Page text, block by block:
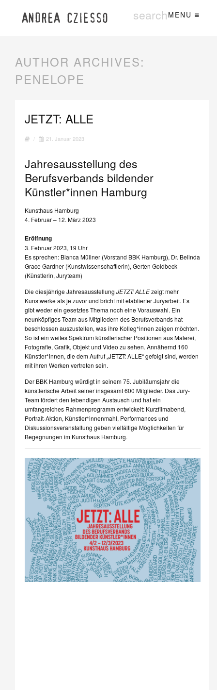
MENU
AUTHOR ARCHIVES:
PENELOPE
JETZT: ALLE
/ 21. Januar 2023
Jahresausstellung des
Berufsverbands bildender
Künstler*innen Hamburg
Kunsthaus Hamburg
4. Februar – 12. März 2023
Eröffnung
3. Februar 2023, 19 Uhr
Es sprechen: Bianca Müllner (Vorstand BBK Hamburg), Dr. Belinda
Grace Gardner (Kunstwissenschaftlerin), Gerten Goldbeck
(Künstlerin, Juryteam)
Die diesjährige Jahresausstellung JETZT: ALLEzeigt mehr
Kunstwerke als je zuvor und bricht mit etablierter Juryarbeit. Es
gibt weder ein gesetztes Thema noch eine Vorauswahl. Ein
neunköpfiges Team aus Mitgliedern des Berufsverbands hat
beschlossen auszustellen, was ihre Kolleg*innen zeigen möchten.
So ist ein weites Spektrum künstlerischer Positionen aus Malerei,
Fotografie, Grafik, Objekt und Video zu sehen. Annähernd 160
Künstler*innen, die dem Aufruf „JETZT: ALLE“ gefolgt sind, werden
mit ihren Werken vertreten sein.
Der BBK Hamburg würdigt in seinem 75. Jubiläumsjahr die
künstlerische Arbeit seiner insgesamt 600 Mitglieder. Das Jury-
Team fördert den lebendigen Austausch und hat ein
umfangreiches Rahmenprogramm entwickelt: Kurzfilmabend,
Portrait-Aktion, Künstler*innenmahl, Performances und
Diskussionsveranstaltung geben vielfältige Möglichkeiten für
Begegnungen im Kunsthaus Hamburg.